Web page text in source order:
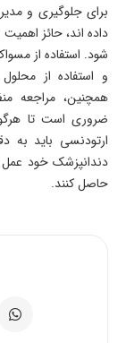
برای جلوگیری و
داده اند، حائز
شود. استفاده از
و استفاده از
همچنین، مراجعه
ضروری است تا
ارتودنسی باید
دندانپزشک خود عمل
حاصل کنند.